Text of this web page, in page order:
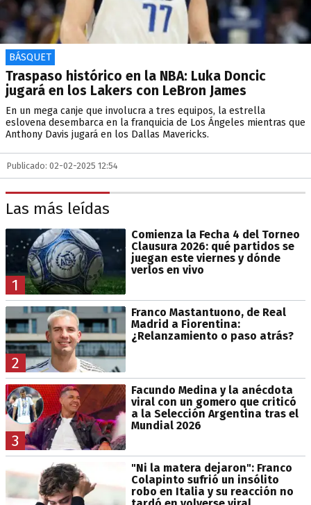
BÁSQUET
Traspaso histórico en la NBA: Luka Doncic
jugará en los Lakers con LeBron James
En un mega canje que involucra a tres equipos, la estrella
eslovena desembarca en la franquicia de Los Ángeles mientras que
Anthony Davis jugará en los Dallas Mavericks.
Publicado: 02-02-2025 12:54
Las más leídas
1
Comienza la Fecha 4 del Torneo
Clausura 2026: qué partidos se
juegan este viernes y dónde
verlos en vivo
2
Franco Mastantuono, de Real
Madrid a Fiorentina:
¿Relanzamiento o paso atrás?
3
Facundo Medina y la anécdota
viral con un gomero que criticó
a la Selección Argentina tras el
Mundial 2026
"Ni la matera dejaron": Franco
Colapinto sufrió un insólito
robo en Italia y su reacción no